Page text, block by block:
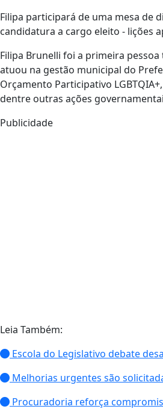
Filipa participará de uma mesa de
candidatura a cargo eleito - lições
Filipa Brunelli foi a primeira
atuou na gestão municipal do
Orçamento Participativo
dentre outras ações
Publicidade
Leia Também:
Escola do Legislativo debate
Melhorias urgentes são
Procuradoria reforça